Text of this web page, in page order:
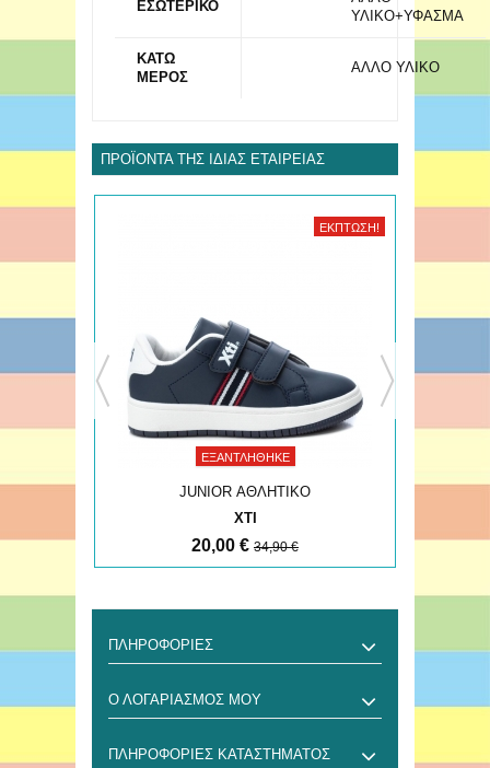
ΕΣΩΤΕΡΙΚΟ
ΥΛΙΚΟ+ΥΦΑΣΜΑ
ΚΑΤΩ
ΜΕΡΟΣ
ΑΛΛΟ ΥΛΙΚΟ
ΠΡΟΪΌΝΤΑ ΤΗΣ ΊΔΙΑΣ ΕΤΑΙΡΕΊΑΣ
ΈΚΠΤΩΣΗ!
ΕΞΑΝΤΛΉΘΗΚΕ
JUNIOR ΑΘΛΗΤΙΚΟ
XTI
20,00 € 34,90 €
ΠΛΗΡΟΦΟΡΊΕΣ
Ο ΛΟΓΑΡΙΑΣΜΌΣ ΜΟΥ
ΠΛΗΡΟΦΟΡΊΕΣ ΚΑΤΑΣΤΉΜΑΤΟΣ